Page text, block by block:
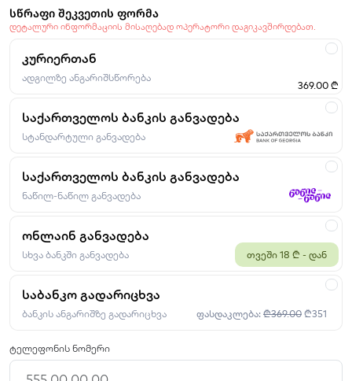
სწრაფი შეკვეთის ფორმა
დეტალური ინფორმაციის მისაღებად ოპერატორი დაგიკავშირდებათ.
კურიერთან
ადგილზე ანგარიშსწორება
369.00 ₾
საქართველოს ბანკის განვადება
სტანდარტული განვადება
საქართველოს ბანკის განვადება
ნაწილ-ნაწილ განვადება
ონლაინ განვადება
სხვა ბანკში განვადება თვეში 18 ₾ - დან
საბანკო გადარიცხვა
ბანკის ანგარიშზე გადარიცხვა ფასდაკლება: ₾369.00 ₾351
ტელეფონის ნომერი